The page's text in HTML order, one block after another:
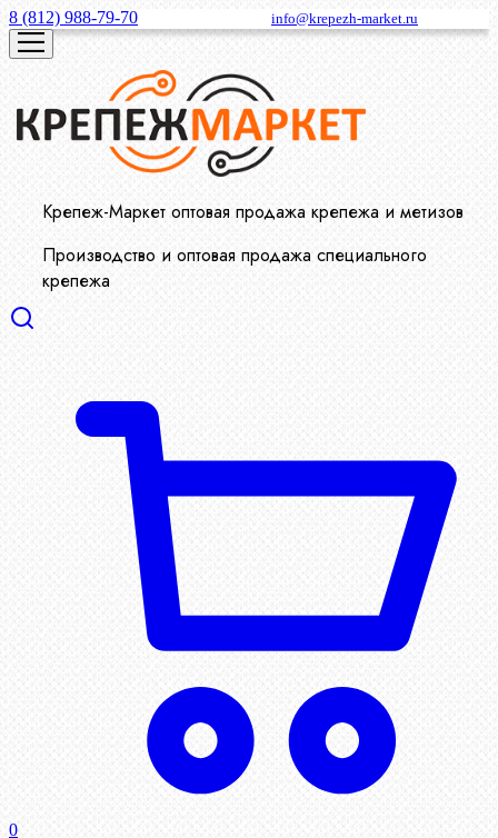
8 (812) 988-79-70 info@krepezh-market.ru
Крепеж-Маркет оптовая продажа крепежа и метизов
Производство и оптовая продажа специального
крепежа
0